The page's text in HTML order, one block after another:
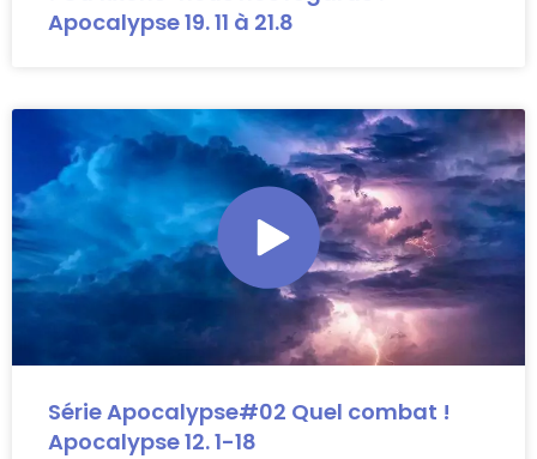
Apocalypse 19. 11 à 21.8
Série Apocalypse#02 Quel combat !
Apocalypse 12. 1-18